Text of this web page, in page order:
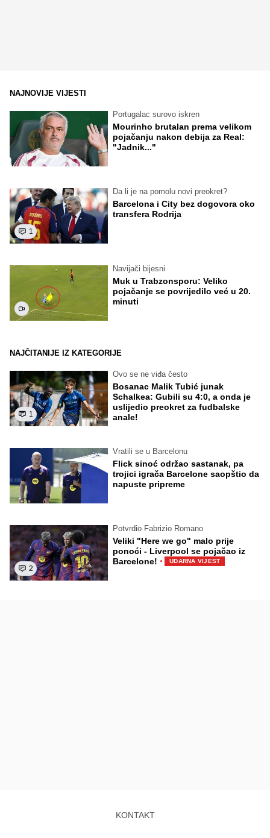
NAJNOVIJE VIJESTI
Portugalac surovo iskren
Mourinho brutalan prema velikom
pojačanju nakon debija za Real:
"Jadnik..."
1
Da li je na pomolu novi preokret?
Barcelona i City bez dogovora oko
transfera Rodrija
Navijači bijesni
Muk u Trabzonsporu: Veliko
pojačanje se povrijedilo već u 20.
minuti
NAJČITANIJE IZ KATEGORIJE
1
Ovo se ne viđa često
Bosanac Malik Tubić junak
Schalkea: Gubili su 4:0, a onda je
uslijedio preokret za fudbalske
anale!
Vratili se u Barcelonu
Flick sinoć održao sastanak, pa
trojici igrača Barcelone saopštio da
napuste pripreme
2
Potvrdio Fabrizio Romano
Veliki "Here we go" malo prije
ponoći - Liverpool se pojačao iz
Barcelone! · UDARNA VIJEST
KONTAKT